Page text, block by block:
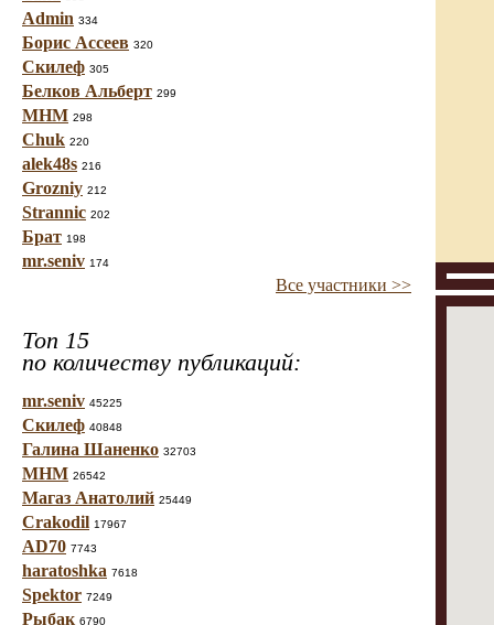
Admin 334
Борис Ассеев 320
Скилеф 305
Белков Альберт 299
МНМ 298
Chuk 220
alek48s 216
Grozniy 212
Strannic 202
Брат 198
mr.seniv 174
Все участники >>
Топ 15
по количеству публикаций:
mr.seniv 45225
Скилеф 40848
Галина Шаненко 32703
МНМ 26542
Магаз Анатолий 25449
Crakodil 17967
AD70 7743
haratoshka 7618
Spektor 7249
Рыбак 6790